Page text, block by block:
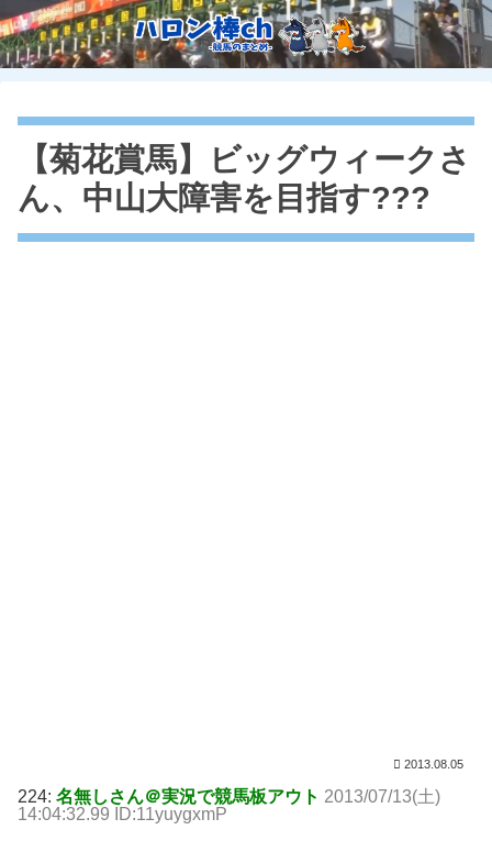
【菊花賞馬】ビッグウィークさ
ん、中山大障害を目指す???
2013.08.05
224: 名無しさん＠実況で競馬板アウト 2013/07/13(土)
14:04:32.99 ID:11yuygxmP